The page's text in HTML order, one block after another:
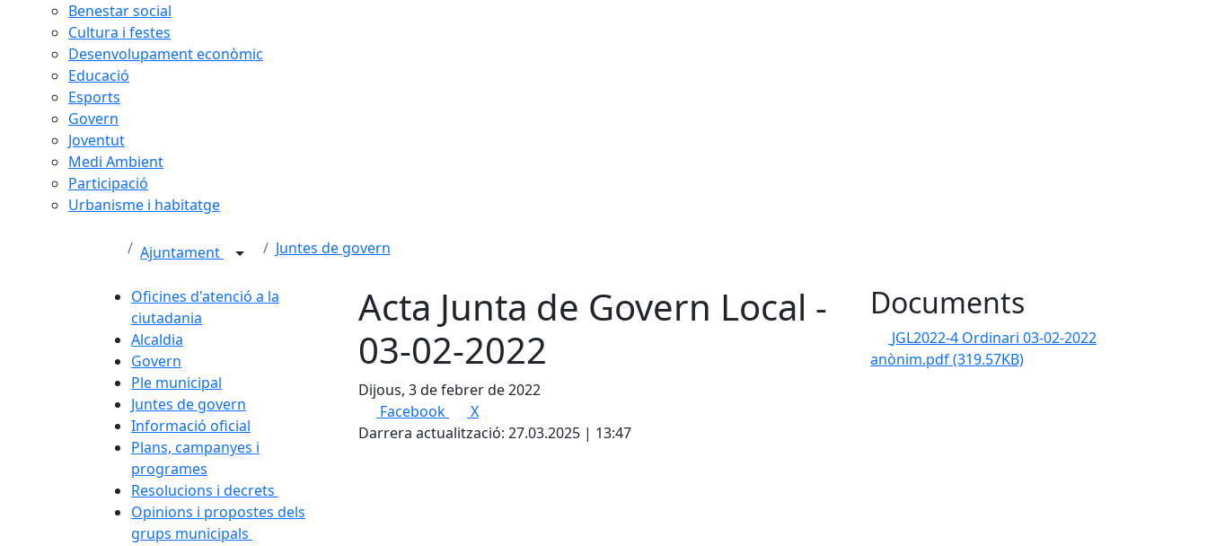
Benestar social
Cultura i festes
Desenvolupament econòmic
Educació
Esports
Govern
Joventut
Medi Ambient
Participació
Urbanisme i habitatge
Ajuntament Juntes de govern
Oficines d'atenció a la
ciutadania
Alcaldia
Govern
Ple municipal
Juntes de govern
Informació oficial
Plans, campanyes i
programes
Resolucions i decrets
Opinions i propostes dels
grups municipals
Acta Junta de Govern Local -
03-02-2022
Dijous, 3 de febrer de 2022
Facebook
X
Darrera actualització: 27.03.2025 | 13:47
Documents
JGL2022-4 Ordinari 03-02-2022
anònim.pdf(319.57KB)